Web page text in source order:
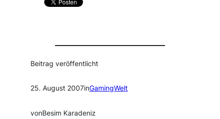
Beitrag veröffentlicht
25. August 2007inGamingWelt
vonBesim Karadeniz